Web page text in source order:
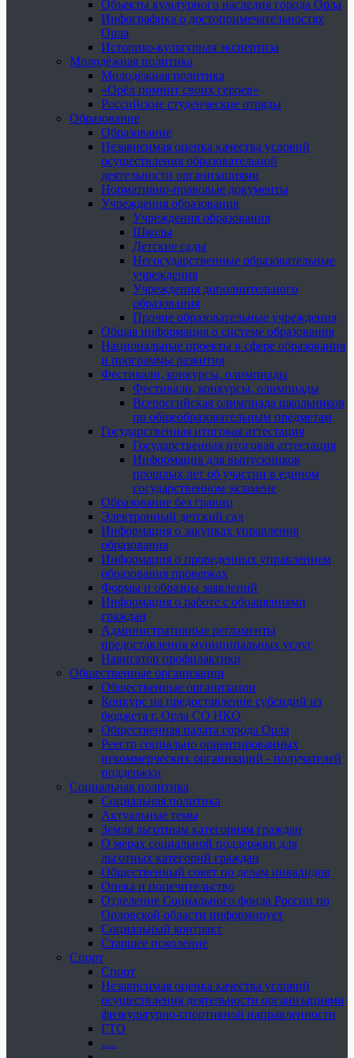
Объекты культурного наследия города Орла
Инфографика о достопримечательностях
Орла
Историко-культурная экспертиза
Молодёжная политика
Молодёжная политика
«Орёл помнит своих героев»
Российские студенческие отряды
Образование
Образование
Независимая оценка качества условий
осуществления образовательной
деятельности организациями
Нормативно-правовые документы
Учреждения образования
Учреждения образования
Школы
Детские сады
Негосударственные образовательные
учреждения
Учреждения дополнительного
образования
Прочие образовательные учреждения
Общая информация о системе образования
Национальные проекты в сфере образования
и программы развития
Фестивали, конкурсы, олимпиады
Фестивали, конкурсы, олимпиады
Всероссийская олимпиада школьников
по общеобразовательным предметам
Государственная итоговая аттестация
Государственная итоговая аттестация
Информация для выпускников
прошлых лет об участии в едином
государственном экзамене
Образование без границ
Электронный детский сад
Информация о закупках управления
образования
Информация о проведенных управлением
образования проверках
Формы и образцы заявлений
Информация о работе с обращениями
граждан
Административные регламенты
предоставления муниципальных услуг
Навигатор профилактики
Общественные организации
Общественные организации
Конкурс на предоставление субсидий из
бюджета г. Орла СО НКО
Общественная палата города Орла
Реестр социально ориентированных
некоммерческих организаций - получателей
поддержки
Социальная политика
Социальная политика
Актуальные темы
Земля льготным категориям граждан
О мерах социальной поддержки для
льготных категорий граждан
Общественный совет по делам инвалидов
Опека и попечительство
Отделение Социального фонда России по
Орловской области информирует
Социальный контракт
Старшее поколение
Спорт
Спорт
Независимая оценка качества условий
осуществления деятельности организациями
физкультурно-спортивной направленности
ГТО
.....